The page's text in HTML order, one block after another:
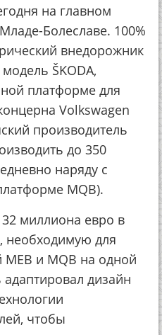
на главном
Болеславе. 100%
внедорожник
ŠKODA,
платформе для
Volkswagen
производитель
до 350
наряду с
MQB).
32 миллиона евро в
необходимую для
и MQB на одной
дизайн
чтобы